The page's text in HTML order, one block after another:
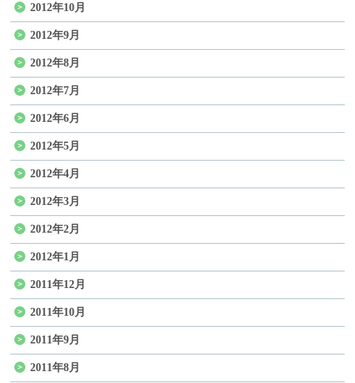
2012年10月
2012年9月
2012年8月
2012年7月
2012年6月
2012年5月
2012年4月
2012年3月
2012年2月
2012年1月
2011年12月
2011年10月
2011年9月
2011年8月